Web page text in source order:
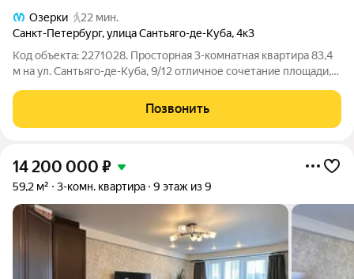
Озерки
22 мин.
Санкт-Петербург,улица Сантьяго-де-Куба,4к3
Код объекта: 2271028. Просторная 3-комнатная квартира 83,4
м на ул. Сантьяго-де-Куба, 9/12 отличное сочетание площади,
комнаты дают свободу для организации уютной гостиной и
двух
Позвонить
14 200 000 ₽
59,2 м² 3-комн. квартира 9 этаж из 9